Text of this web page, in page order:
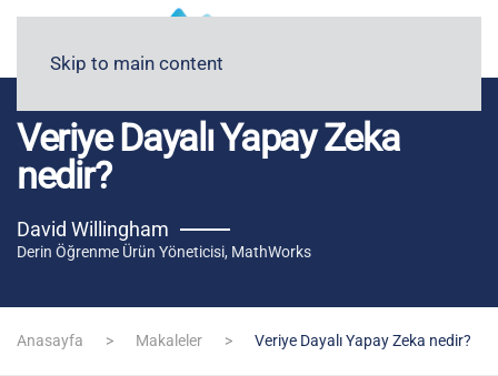
Skip to main content
Veriye Dayalı Yapay Zeka
nedir?
David Willingham
Derin Öğrenme Ürün Yöneticisi, MathWorks
Anasayfa Makaleler Veriye Dayalı Yapay Zeka nedir?